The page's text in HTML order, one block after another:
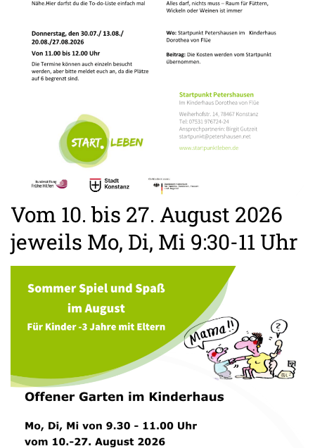
Vom 10. bis 27. August 2026
jeweils Mo, Di, Mi 9:30-11 Uhr